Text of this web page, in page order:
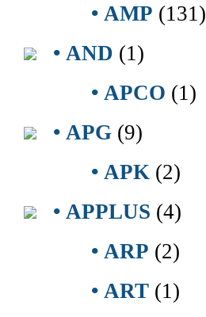
• AMP (131)
• AND (1)
• APCO (1)
• APG (9)
• APK (2)
• APPLUS (4)
• ARP (2)
• ART (1)